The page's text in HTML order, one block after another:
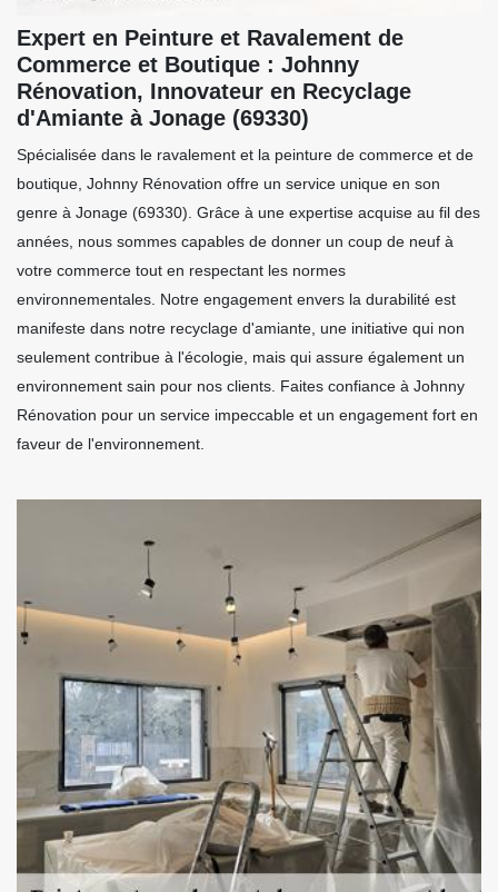
Expert en Peinture et Ravalement de
Commerce et Boutique : Johnny
Rénovation, Innovateur en Recyclage
d'Amiante à Jonage (69330)
Spécialisée dans le ravalement et la peinture de commerce et de
boutique, Johnny Rénovation offre un service unique en son
genre à Jonage (69330). Grâce à une expertise acquise au fil des
années, nous sommes capables de donner un coup de neuf à
votre commerce tout en respectant les normes
environnementales. Notre engagement envers la durabilité est
manifeste dans notre recyclage d'amiante, une initiative qui non
seulement contribue à l'écologie, mais qui assure également un
environnement sain pour nos clients. Faites confiance à Johnny
Rénovation pour un service impeccable et un engagement fort en
faveur de l'environnement.